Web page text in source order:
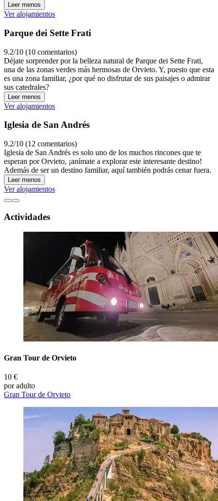
Leer menos
Ver alojamientos
Parque dei Sette Frati
9.2/10 (10 comentarios)
Déjate sorprender por la belleza natural de Parque dei Sette Frati,
una de las zonas verdes más hermosas de Orvieto. Y, puesto que esta
es una zona familiar, ¿por qué no disfrutar de sus paisajes o admirar
sus catedrales?
Leer menos
Ver alojamientos
Iglesia de San Andrés
9.2/10 (12 comentarios)
Iglesia de San Andrés es solo uno de los muchos rincones que te
esperan por Orvieto, ¡anímate a explorar este interesante destino!
Además de ser un destino familiar, aquí también podrás cenar fuera.
Leer menos
Ver alojamientos
Actividades
Gran Tour de Orvieto
10 €
por adulto
Gran Tour de Orvieto